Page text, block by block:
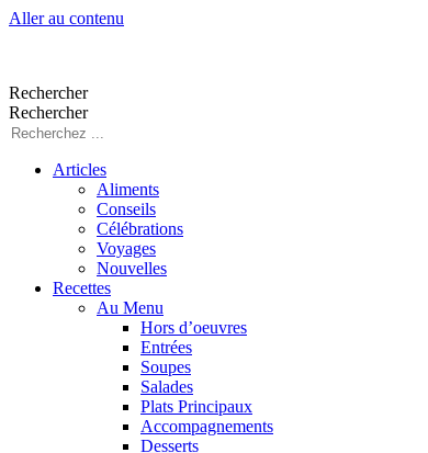
Aller au contenu
Rechercher
Rechercher
Articles
Aliments
Conseils
Célébrations
Voyages
Nouvelles
Recettes
Au Menu
Hors d’oeuvres
Entrées
Soupes
Salades
Plats Principaux
Accompagnements
Desserts